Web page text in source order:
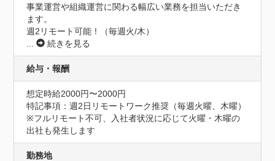
事業運営や組織運営に関わる幅広い業務を担当いただき
ます。
...
続きを見る
給与・報酬
想定時給2000円〜2000円
特記事項：週2日リモートワーク推奨（毎週火曜、木曜）
※フルリモート不可、入社者状況に応じて火曜・木曜の
出社も発生します
勤務地